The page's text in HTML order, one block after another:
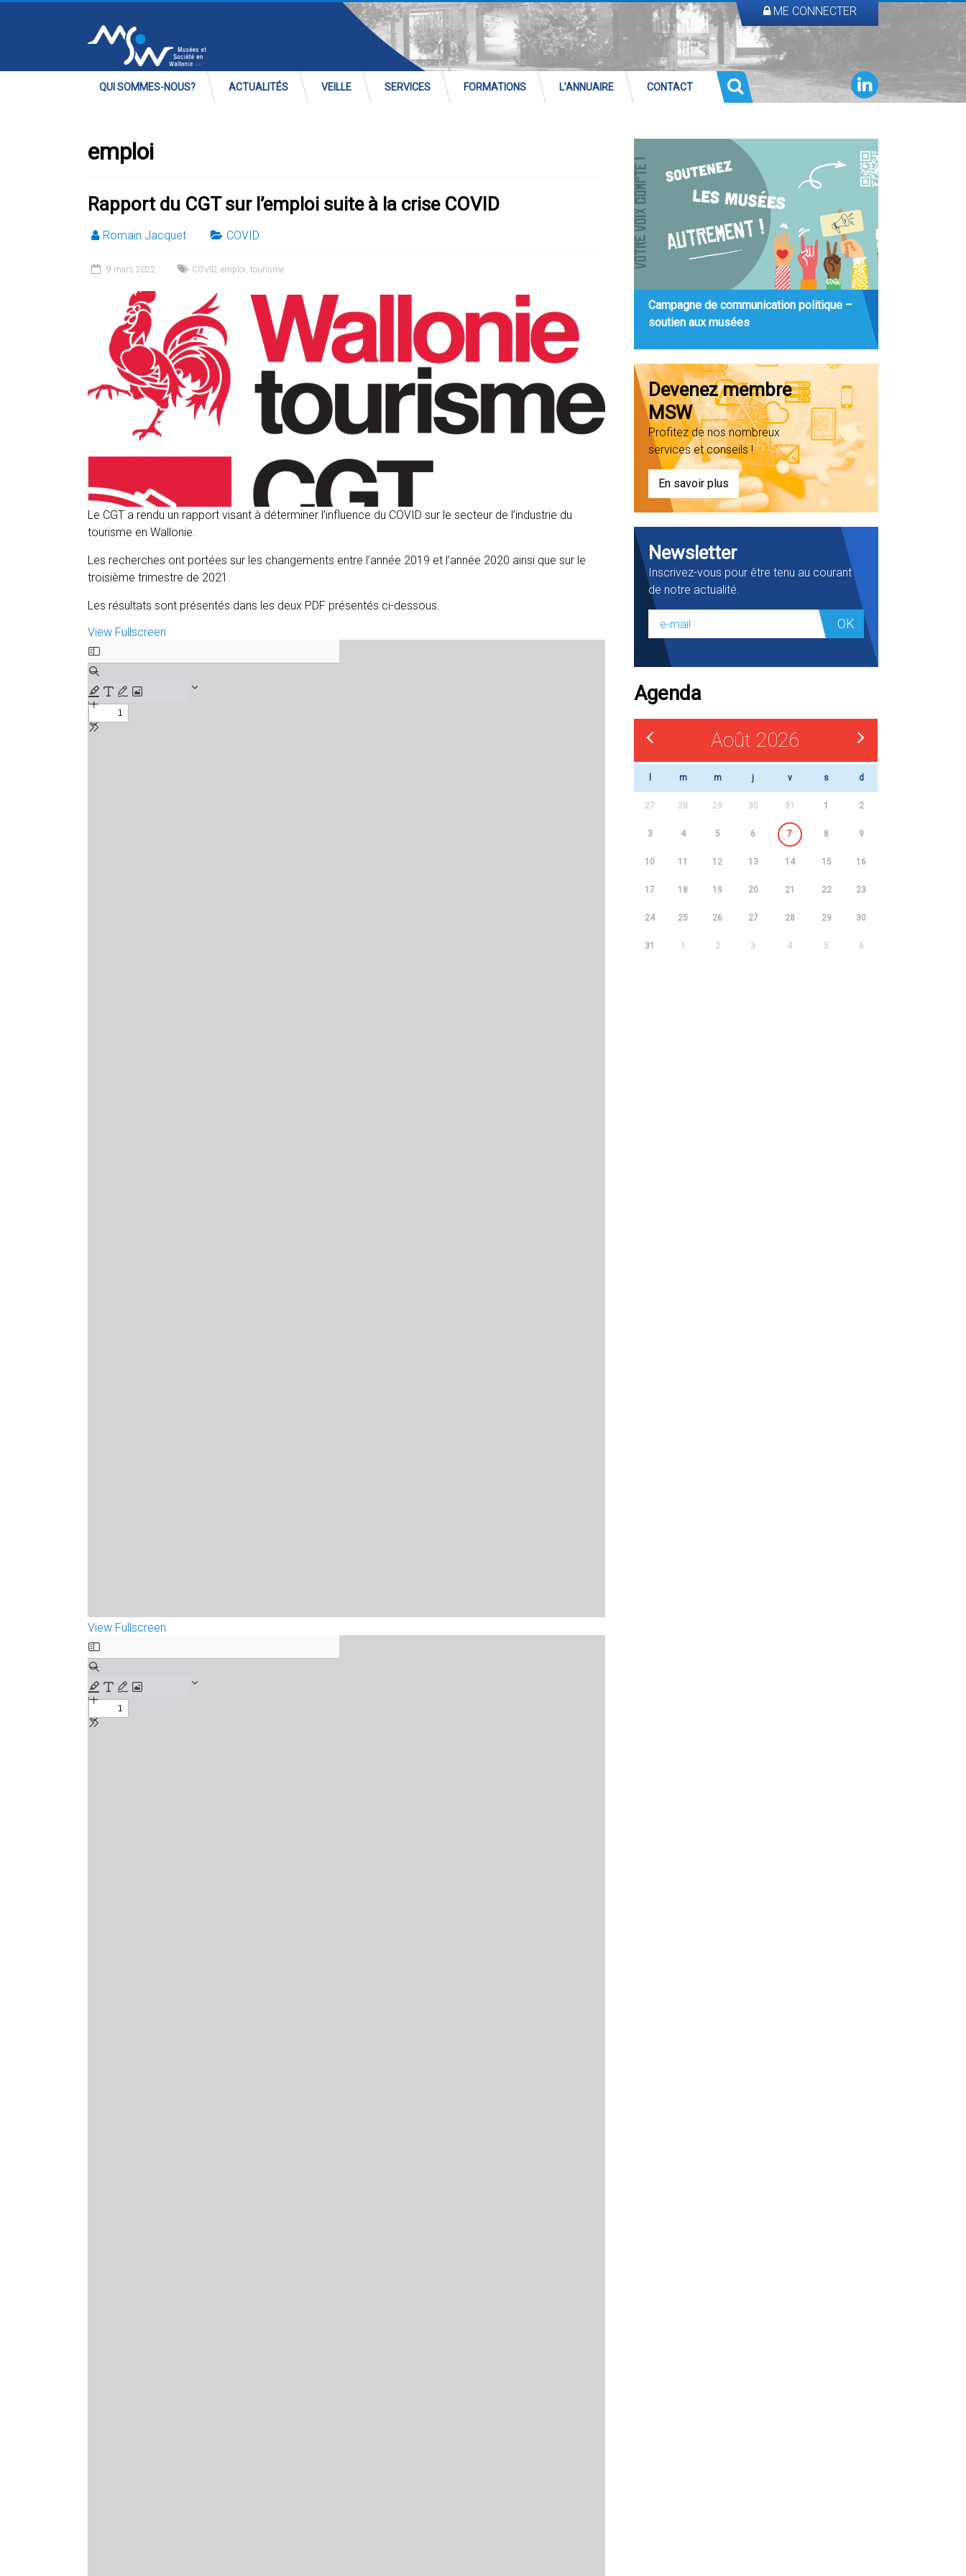
ME CONNECTER
QUI SOMMES-NOUS? ACTUALITÉS VEILLE SERVICES FORMATIONS L’ANNUAIRE CONTACT
emploi
Rapport du CGT sur l’emploi suite à la crise COVID
Romain Jacquet COVID
9 mars 2022 COVID, emploi, tourisme
Le CGT a rendu un rapport visant à déterminer l’influence du COVID sur le secteur de l’industrie du
tourisme en Wallonie.
Les recherches ont portées sur les changements entre l’année 2019 et l’année 2020 ainsi que sur le
troisième trimestre de 2021.
Les résultats sont présentés dans les deux PDF présentés ci-dessous.
View Fullscreen
View Fullscreen
Campagne de communication politique –
soutien aux musées
Devenez membre
MSW
Profitez de nos nombreux
services et conseils !
En savoir plus
Newsletter
Inscrivez-vous pour être tenu au courant
de notre actualité.
OK
Agenda
Août 2026
m m j v s d
27 28 29 30 31 1 2
3 4 5 6 7 8 9
10 11 12 13 14 15 16
17 18 19 20 21 22 23
24 25 26 27 28 29 30
31 1 2 3 4 5 6